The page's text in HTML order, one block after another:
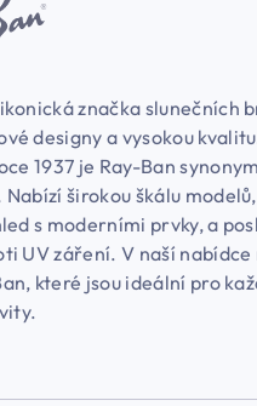
značka slunečních
designy a vysokou
1937 je Ray-Ban
širokou škálu
s moderními prvky, a
UV záření. V naší
které jsou ideální pro